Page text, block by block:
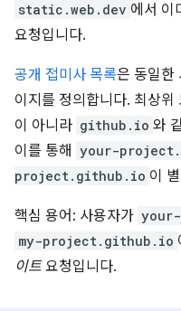
static.web.dev 에서 이
요청입니다.
공개 접미사 목록은 동일한
이지를 정의합니다. 최상위
이 아니라 github.io 와
이를 통해 your-
project.github.io 이
핵심 용어: 사용자가
my-project.github.io
이트요청입니다.